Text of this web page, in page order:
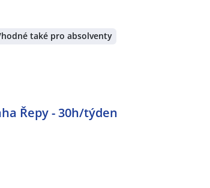
také pro absolventy
Řepy - 30h/týden